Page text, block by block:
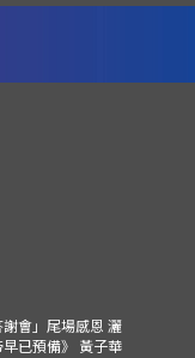
會」尾場感恩 灑
已預備》 黃子華